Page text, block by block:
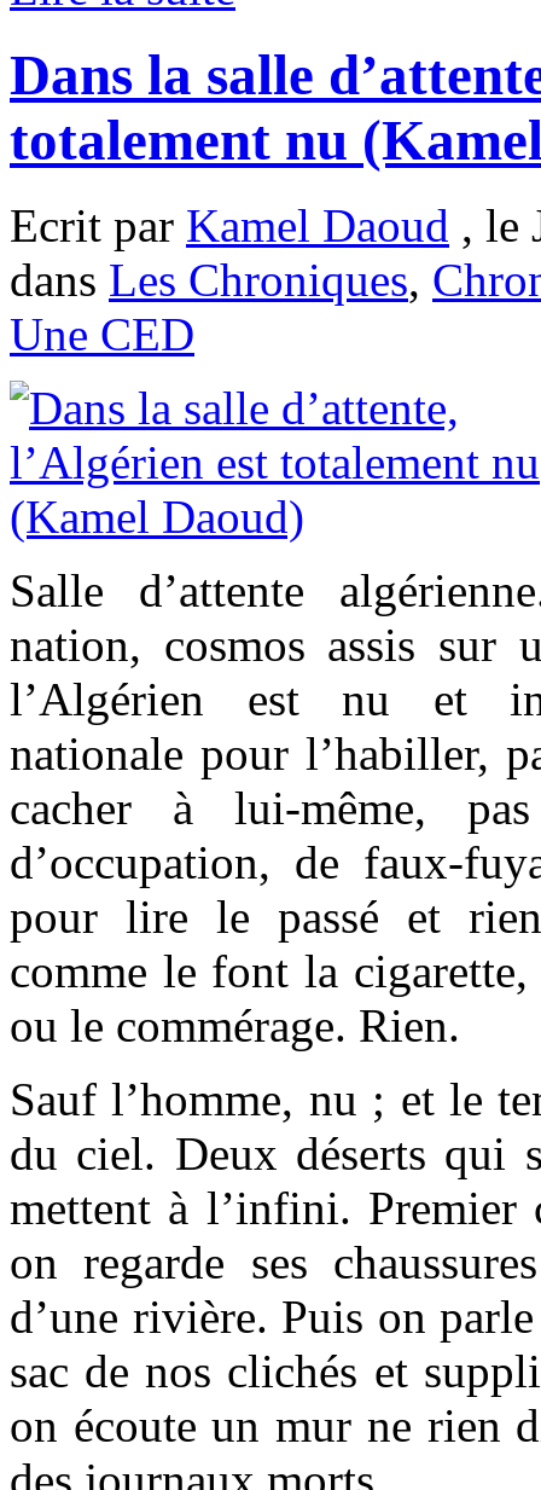
Dans la salle
totalement nu
Ecrit par Kamel Daoud , le
dans Les Chroniques,
Une CED
Salle d’attente
nation, cosmos assis sur
l’Algérien est nu et
nationale pour l’habiller,
cacher à lui-même,
d’occupation, de faux-
pour lire le passé et
comme le font la
ou le commérage. Rien.
Sauf l’homme, nu ; et le
du ciel. Deux déserts qui
mettent à l’infini. Premier
on regarde ses
d’une rivière. Puis on
sac de nos clichés et
on écoute un mur ne rien